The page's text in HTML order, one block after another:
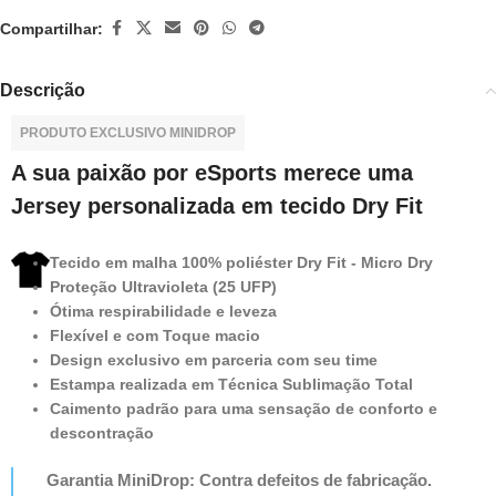
Compartilhar:
Descrição
PRODUTO EXCLUSIVO MINIDROP
A sua paixão por eSports merece uma
Jersey personalizada em tecido Dry Fit
Tecido em malha 100% poliéster Dry Fit - Micro Dry
Proteção Ultravioleta (25 UFP)
Ótima respirabilidade e leveza
Flexível e com Toque macio
Design exclusivo em parceria com seu time
Estampa realizada em Técnica Sublimação Total
Caimento padrão para uma sensação de conforto e
descontração
Garantia MiniDrop: Contra defeitos de fabricação.